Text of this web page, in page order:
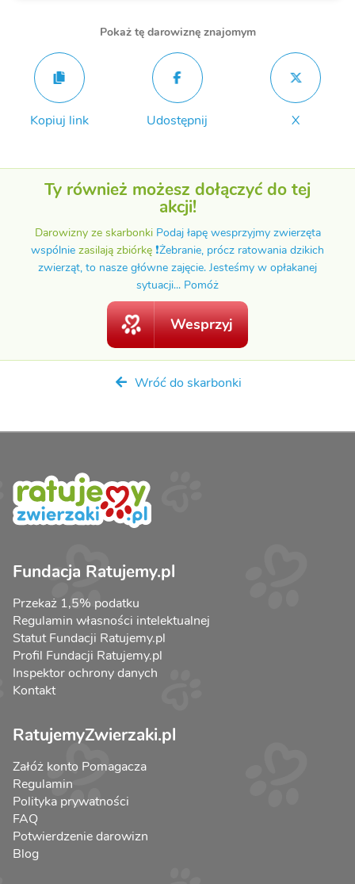
Pokaż tę darowiznę znajomym
Kopiuj link Udostępnij X
Ty również możesz dołączyć do tej
akcji!
Darowizny ze skarbonki Podaj łapę wesprzyjmy zwierzęta
wspólnie zasilają zbiórkę ❗️Żebranie, prócz ratowania dzikich
zwierząt, to nasze główne zajęcie. Jesteśmy w opłakanej
sytuacji... Pomóż
Wesprzyj
Wróć do skarbonki
Fundacja Ratujemy.pl
Przekaż 1,5% podatku
Regulamin własności intelektualnej
Statut Fundacji Ratujemy.pl
Profil Fundacji Ratujemy.pl
Inspektor ochrony danych
Kontakt
RatujemyZwierzaki.pl
Załóż konto Pomagacza
Regulamin
Polityka prywatności
FAQ
Potwierdzenie darowizn
Blog